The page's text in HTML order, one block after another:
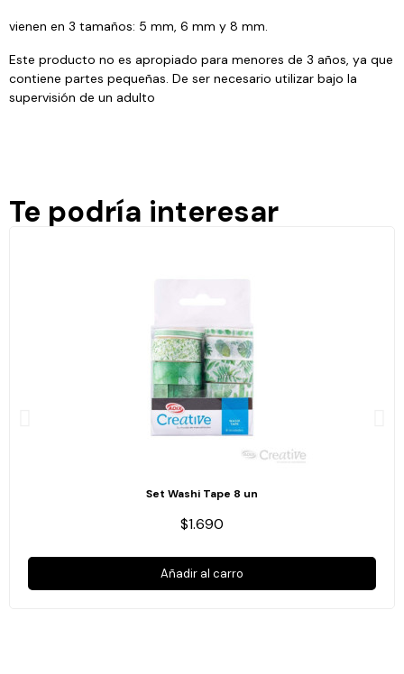
vienen en 3 tamaños: 5 mm, 6 mm y 8 mm.
Este producto no es apropiado para menores de 3 años, ya que
contiene partes pequeñas. De ser necesario utilizar bajo la
supervisión de un adulto
Te podría interesar
Set Washi Tape 8 un
$1.690
Añadir al carro